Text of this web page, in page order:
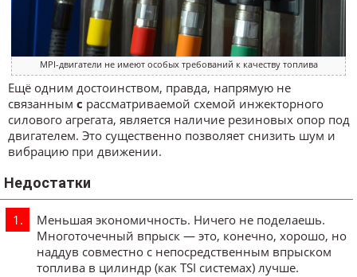
MPI-двигатели не имеют особых требований к качеству топлива
Ещё одним достоинством, правда, напрямую не
связанным с рассматриваемой схемой инжекторного
силового агрегата, является наличие резиновых опор под
двигателем. Это существенно позволяет снизить шум и
вибрацию при движении.
Недостатки
Меньшая экономичность. Ничего не поделаешь.
Многоточечный впрыск — это, конечно, хорошо, но
наддув совместно с непосредственным впрыском
топлива в цилиндр (как TSI системах) лучше.